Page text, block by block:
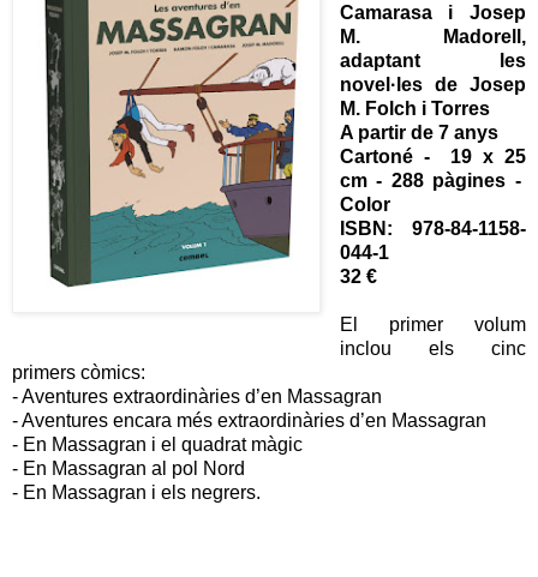
Camarasa i Josep
M. Madorell,
adaptant les
novel·les de Josep
M. Folch i Torres
A partir de 7 anys
Cartoné - 19 x 25
cm - 288 pàgines -
Color
ISBN: 978-84-1158-
044-1
32 €
El primer volum
inclou els cinc
primers còmics:
- Aventures extraordinàries d’en Massagran
- Aventures encara més extraordinàries d’en Massagran
- En Massagran i el quadrat màgic
- En Massagran al pol Nord
- En Massagran i els negrers.